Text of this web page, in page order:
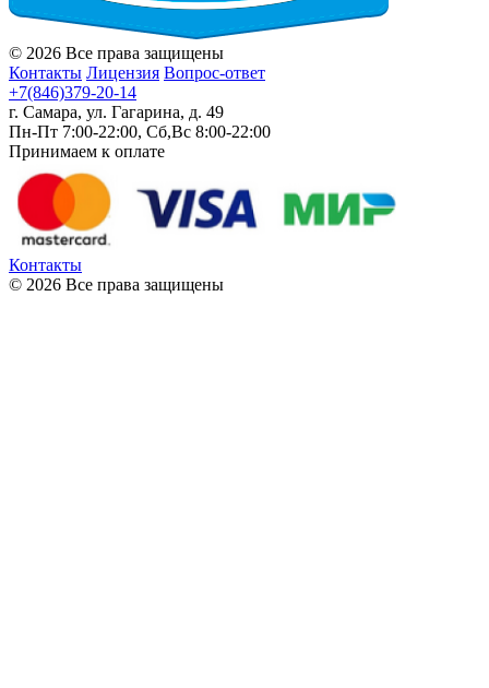
© 2026 Все права защищены
Контакты Лицензия Вопрос-ответ
+7(846)379-20-14
г. Самара, ул. Гагарина, д. 49
Пн-Пт 7:00-22:00, Сб,Вс 8:00-22:00
Принимаем к оплате
Контакты
© 2026 Все права защищены